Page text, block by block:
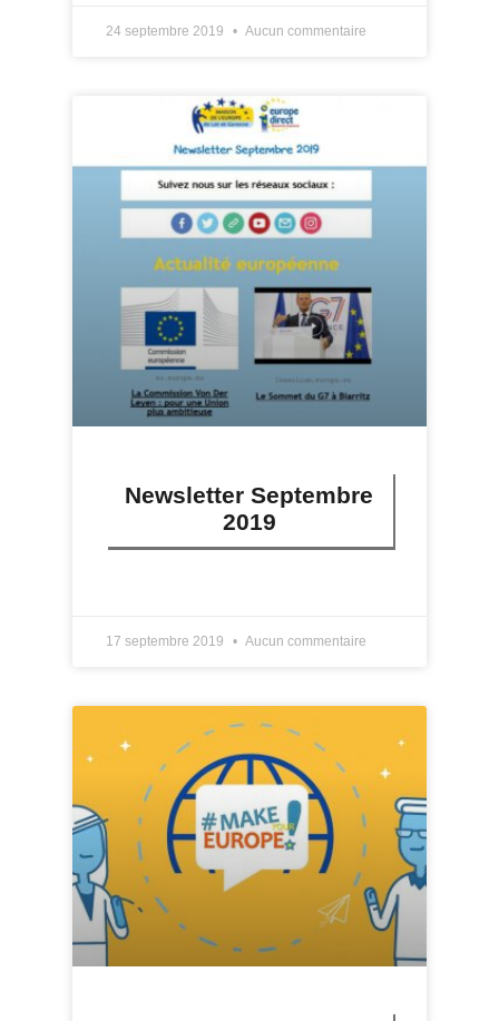
24 septembre 2019 Aucun commentaire
Newsletter Septembre
2019
17 septembre 2019 Aucun commentaire